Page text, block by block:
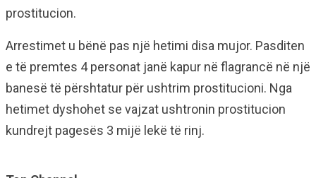
prostitucion.
Arrestimet u bënë pas një hetimi disa mujor. Pasditen
e të premtes 4 personat janë kapur në flagrancë në një
banesë të përshtatur për ushtrim prostitucioni. Nga
hetimet dyshohet se vajzat ushtronin prostitucion
kundrejt pagesës 3 mijë lekë të rinj.